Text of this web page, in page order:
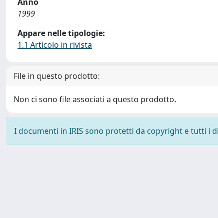
1999
Appare nelle tipologie:
1.1 Articolo in rivista
File in questo prodotto:
Non ci sono file associati a questo prodotto.
I documenti in IRIS sono protetti da copyright e tutti i